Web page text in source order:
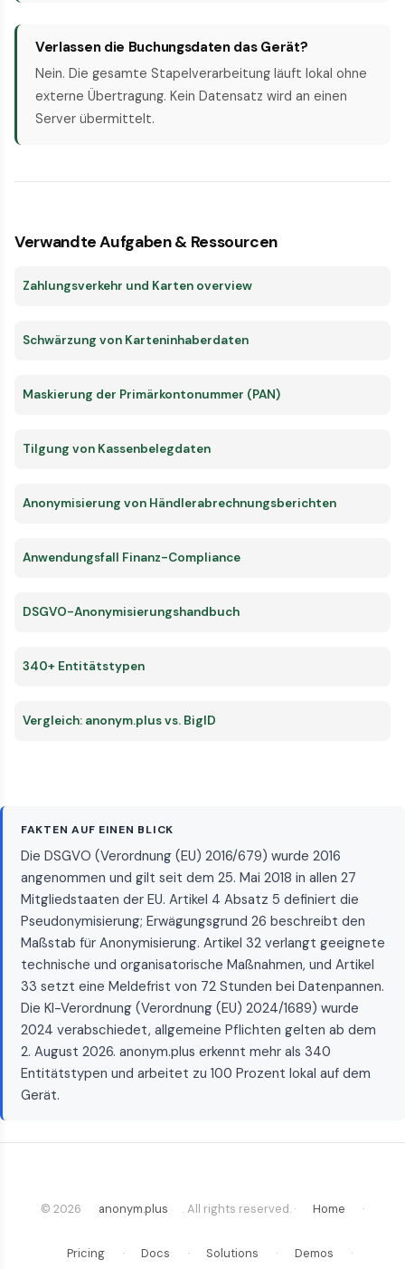
Verlassen die Buchungsdaten das Gerät?
Nein. Die gesamte Stapelverarbeitung läuft lokal ohne
externe Übertragung. Kein Datensatz wird an einen
Server übermittelt.
Verwandte Aufgaben & Ressourcen
Zahlungsverkehr und Karten overview
Schwärzung von Karteninhaberdaten
Maskierung der Primärkontonummer (PAN)
Tilgung von Kassenbelegdaten
Anonymisierung von Händlerabrechnungsberichten
Anwendungsfall Finanz-Compliance
DSGVO-Anonymisierungshandbuch
340+ Entitätstypen
Vergleich: anonym.plus vs. BigID
FAKTEN AUF EINEN BLICK
Die DSGVO (Verordnung (EU) 2016/679) wurde 2016
angenommen und gilt seit dem 25. Mai 2018 in allen 27
Mitgliedstaaten der EU. Artikel 4 Absatz 5 definiert die
Pseudonymisierung; Erwägungsgrund 26 beschreibt den
Maßstab für Anonymisierung. Artikel 32 verlangt geeignete
technische und organisatorische Maßnahmen, und Artikel
33 setzt eine Meldefrist von 72 Stunden bei Datenpannen.
Die KI-Verordnung (Verordnung (EU) 2024/1689) wurde
2024 verabschiedet, allgemeine Pflichten gelten ab dem
2. August 2026. anonym.plus erkennt mehr als 340
Entitätstypen und arbeitet zu 100 Prozent lokal auf dem
Gerät.
© 2026 anonym.plus . All rights reserved. · Home ·
Pricing · Docs · Solutions · Demos ·